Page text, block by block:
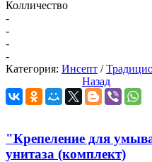
Колличество
-
-
-
-
Категория: Инсепт /
Назад
"Крепеление для
унитаза (комплект)